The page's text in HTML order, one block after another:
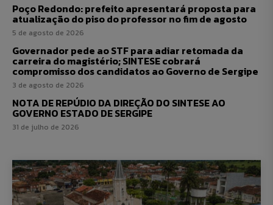
Poço Redondo: prefeito apresentará proposta para
atualização do piso do professor no fim de agosto
5 de agosto de 2026
Governador pede ao STF para adiar retomada da
carreira do magistério; SINTESE cobrará
compromisso dos candidatos ao Governo de Sergipe
3 de agosto de 2026
NOTA DE REPÚDIO DA DIREÇÃO DO SINTESE AO
GOVERNO ESTADO DE SERGIPE
31 de julho de 2026